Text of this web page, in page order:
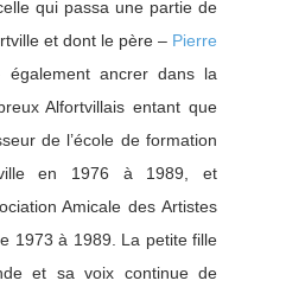
qui passa une partie de
et dont le père – Pierre
ancrer dans la
Alfortvillais entant que
de l’école de formation
en 1976 à 1989, et
Amicale des Artistes
1973 à 1989. La petite fille
et sa voix continue de